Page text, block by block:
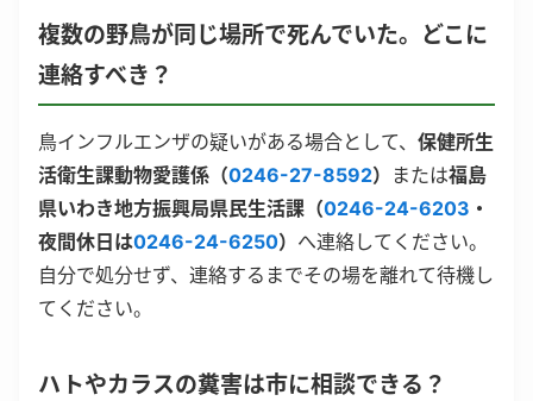
複数の野鳥が同じ場所で死んでいた。どこに
連絡すべき？
鳥インフルエンザの疑いがある場合として、 保健所生
活衛生課動物愛護係（0246-27-8592） または福島
県いわき地方振興局県民生活課（0246-24-6203 ・
夜間休日は0246-24-6250） へ連絡してください。
自分で処分せず、連絡するまでその場を離れて待機し
てください。
ハトやカラスの糞害は市に相談できる？